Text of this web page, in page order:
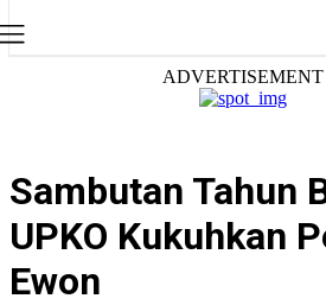
ADVERTISEMENT
Sambutan Tahun
UPKO Kukuhkan
Ewon